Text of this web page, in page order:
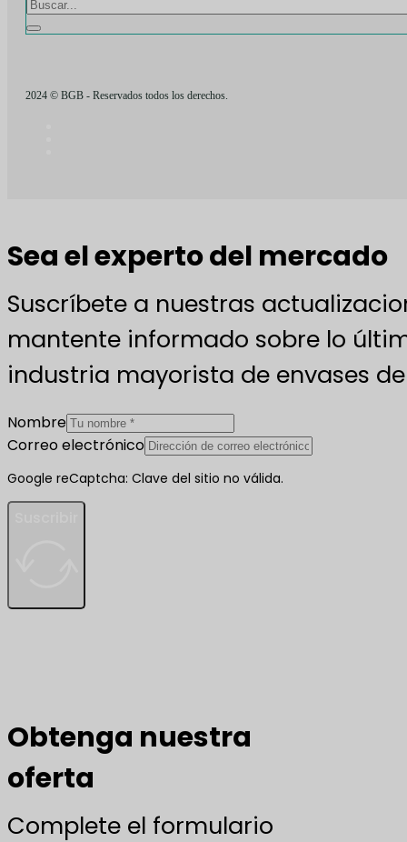
2024 © BGB - Reservados todos los derechos.
Sea el experto del mercado
Suscríbete a nuestras
mantente informado sobre lo
industria mayorista de envases
Nombre
Correo electrónico
Google reCaptcha: Clave del sitio no válida.
Obtenga nuestra
oferta
Complete el formulario